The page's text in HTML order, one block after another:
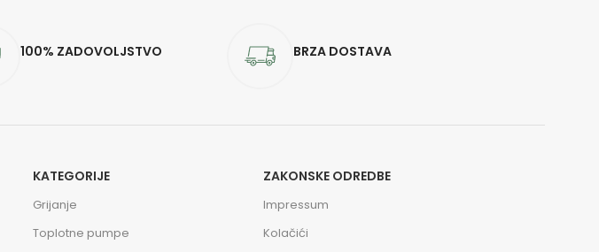
100% ZADOVOLJSTVO BRZA DOSTAVA
KATEGORIJE
Grijanje
Toplotne pumpe
ZAKONSKE ODREDBE
Impressum
Kolačići